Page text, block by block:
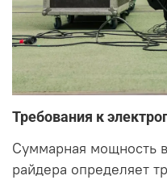
Требования к
Суммарная мощность
райдера определяет